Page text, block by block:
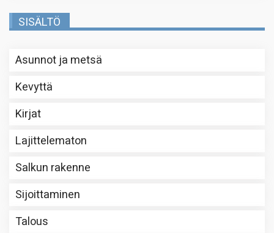
SISÄLTÖ
Asunnot ja metsä
Kevyttä
Kirjat
Lajittelematon
Salkun rakenne
Sijoittaminen
Talous